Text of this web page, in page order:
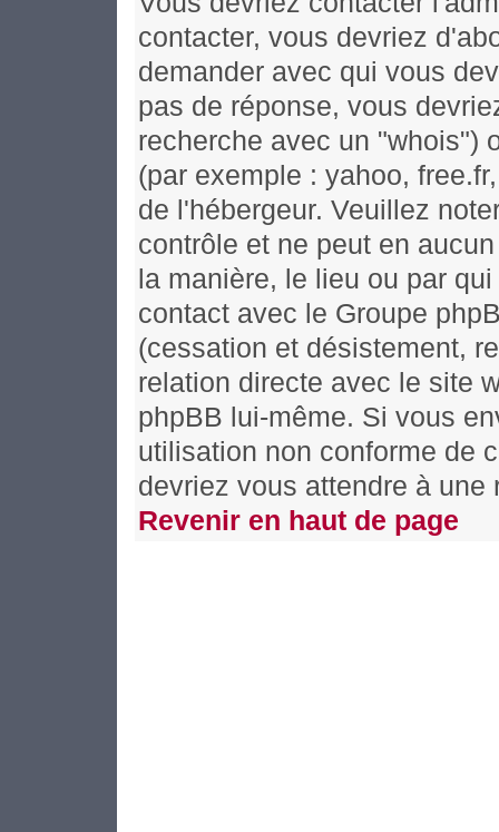
contacter, vous devriez
demander avec qui vous
pas de réponse, vous
recherche avec un "whois")
(par exemple : yahoo,
de l'hébergeur. Veuillez
contrôle et ne peut en
la manière, le lieu ou par
contact avec le Groupe
(cessation et désistement,
relation directe avec le site
phpBB lui-même. Si vous
utilisation non conforme de
devriez vous attendre à
Revenir en haut de page